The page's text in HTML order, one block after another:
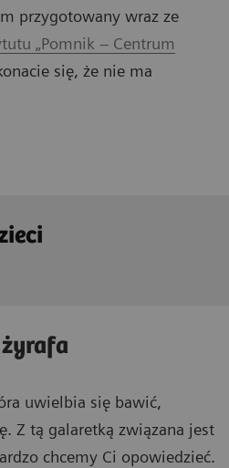
przygotowany wraz ze
„Pomnik – Centrum
się, że nie ma
żyrafa
uwielbia się bawić,
Z tą galaretką związana jest
chcemy Ci opowiedzieć.